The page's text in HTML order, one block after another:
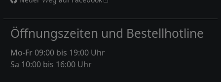
Öffnungszeiten und Bestellhotline
Mo-Fr 09:00 bis 19:00 Uhr
Sa 10:00 bis 16:00 Uhr